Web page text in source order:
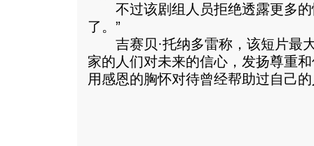
不过该剧组人员拒绝透露更多的
了。”
吉赛贝·托纳多雷称，该短片最
家的人们对未来的信心，发扬尊重
用感恩的胸怀对待曾经帮助过自己